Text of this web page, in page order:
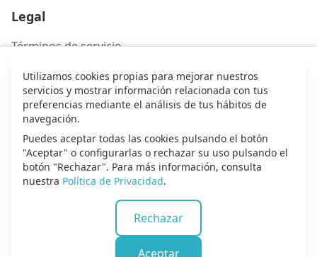
Legal
Términos de servicio
Política de privacidad
Contacto
Escríbenos
© 2026 Alma de alabanza. Todos los derechos
reservados.
Utilizamos cookies propias para mejorar nuestros
servicios y mostrar información relacionada con tus
preferencias mediante el análisis de tus hábitos de
navegación.
Puedes aceptar todas las cookies pulsando el botón
"Aceptar" o configurarlas o rechazar su uso pulsando el
botón "Rechazar". Para más información, consulta
nuestra Política de Privacidad.
Rechazar
Aceptar